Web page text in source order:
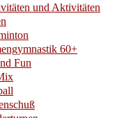
und Aktivitäten
60+
Fun